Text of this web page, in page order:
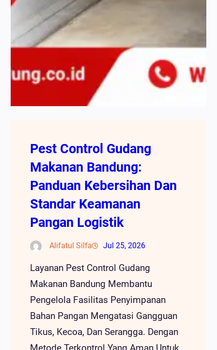
Pest Control Gudang
Makanan Bandung:
Panduan Kebersihan Dan
Standar Keamanan
Pangan Logistik
Alifatul Silfa Jul 25, 2026
Layanan Pest Control Gudang
Makanan Bandung Membantu
Pengelola Fasilitas Penyimpanan
Bahan Pangan Mengatasi Gangguan
Tikus, Kecoa, Dan Serangga. Dengan